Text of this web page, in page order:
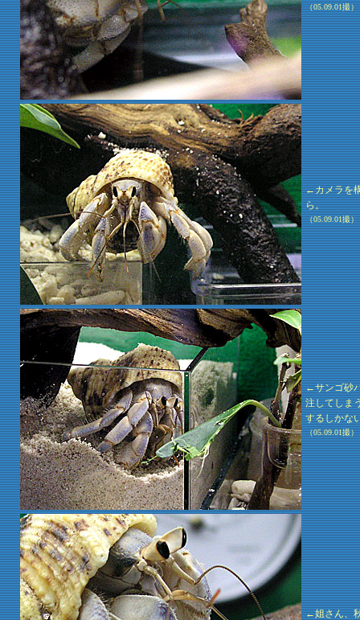
（05.09.01撮）
←カメラを
ら。
（05.09.01撮）
←サンゴ砂
注してしま
するしかな
（05.09.01撮）
←姐さん、